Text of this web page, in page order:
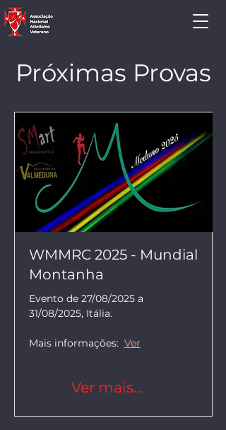
Próximas Provas
WMMRC 2025 - Mundial
Montanha
Evento de 27/08/2025 a
31/08/2025, Itália.
Mais informações: Ver
Ver mais...